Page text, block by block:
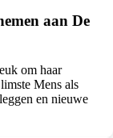
aan De
om haar
Mens als
en nieuwe